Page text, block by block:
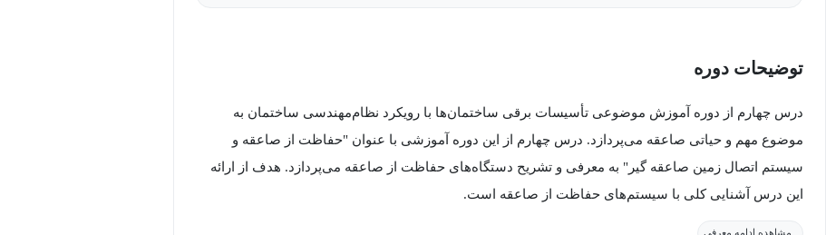
توضیحات دوره
درس چهارم از دوره آموزش موضوعی تأسیسات برقی ساختمان‌ها با رویکرد نظام‌مهندسی ساختمان به
موضوع مهم و حیاتی صاعقه می‌پردازد. درس چهارم از این دوره آموزشی با عنوان "حفاظت از صاعقه و
سیستم اتصال زمین صاعقه گیر" به معرفی و تشریح دستگاه‌های حفاظت از صاعقه می‌پردازد. هدف از ارائه
این درس آشنایی کلی با سیستم‌های حفاظت از صاعقه است.
مشاهده ادامه معرفی